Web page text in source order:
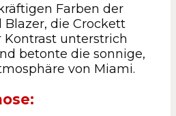
Farben der
die Crockett
Kontrast unterstrich
betonte die sonnige,
von Miami.